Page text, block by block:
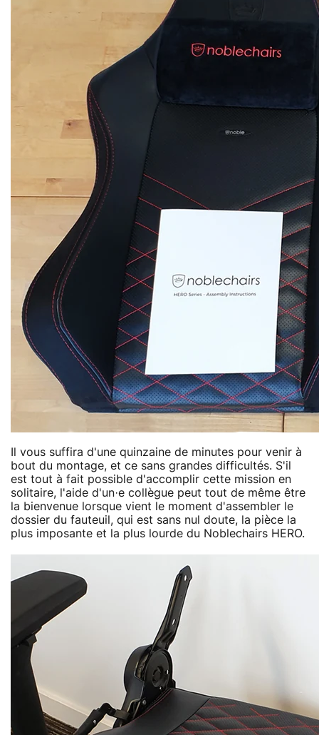
Il vous suffira d'une quinzaine de minutes pour venir à
bout du montage, et ce sans grandes difficultés. S'il
est tout à fait possible d'accomplir cette mission en
solitaire, l'aide d'un·e collègue peut tout de même être
la bienvenue lorsque vient le moment d'assembler le
dossier du fauteuil, qui est sans nul doute, la pièce la
plus imposante et la plus lourde du Noblechairs HERO.